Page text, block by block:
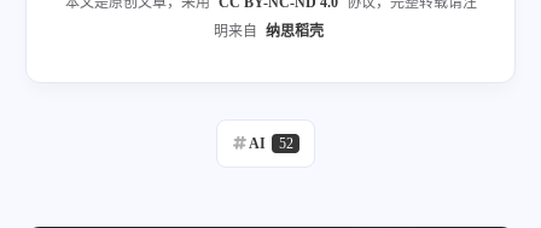
明来自
纳思稻壳
AI 52